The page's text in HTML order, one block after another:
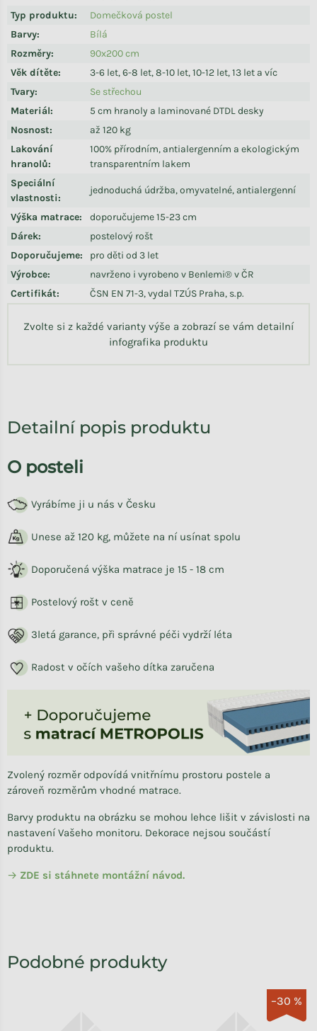
Typ produktu:
Domečková postel
Barvy:
Bílá
Rozměry:
90x200 cm
Věk dítěte:
3-6 let, 6-8 let, 8-10 let, 10-12 let, 13 let a víc
Tvary:
Se střechou
Materiál:
5 cm hranoly a laminované DTDL desky
Nosnost:
až 120 kg
Lakování
hranolů:
100% přírodním, antialergenním a ekologickým
transparentním lakem
Speciální
vlastnosti:
jednoduchá údržba, omyvatelné, antialergenní
Výška matrace:
doporučujeme 15-23 cm
Dárek:
postelový rošt
Doporučujeme:
pro děti od 3 let
Výrobce:
navrženo i vyrobeno v Benlemi® v ČR
Certifikát: ČSN EN 71-3, vydal TZÚS Praha, s.p.
Zvolte si z každé varianty výše a zobrazí se vám detailní
infografika produktu
Detailní popis produktu
O posteli
Vyrábíme ji u nás v Česku
Unese až 120 kg, můžete na ní usínat spolu
Doporučená výška matrace je 15 - 18 cm
Postelový rošt v ceně
3letá garance, při správné péči vydrží léta
Radost v očích vašeho dítka zaručena
Zvolený rozměr odpovídá vnitřnímu prostoru postele a
zároveň rozměrům vhodné matrace.
Barvy produktu na obrázku se mohou lehce lišit v závislosti na
nastavení Vašeho monitoru. Dekorace nejsou součástí
produktu.
→ ZDE si stáhnete montážní návod.
–30 %